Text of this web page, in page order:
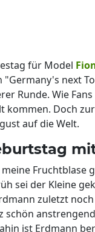
für Model
next
Runde. Wie
kommen. Doch
auf die Welt.
Fruchtblase
sei der Kleine
zuletzt
schön
ist Erdmann